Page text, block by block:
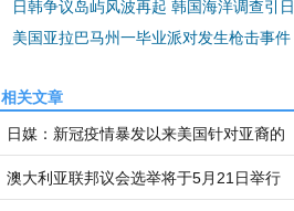
日韩争议岛屿风波再起 韩国海洋调查引日
美国亚拉巴马州一毕业派对发生枪击事件
相关文章
日媒：新冠疫情暴发以来美国针对亚裔的
澳大利亚联邦议会选举将于5月21日举行